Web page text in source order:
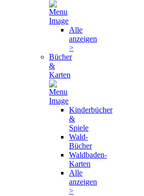
Alle
anzeigen
>
Bücher
&
Karten
Kinderbücher
&
Spiele
Wald-
Bücher
Waldbaden-
Karten
Alle
anzeigen
>